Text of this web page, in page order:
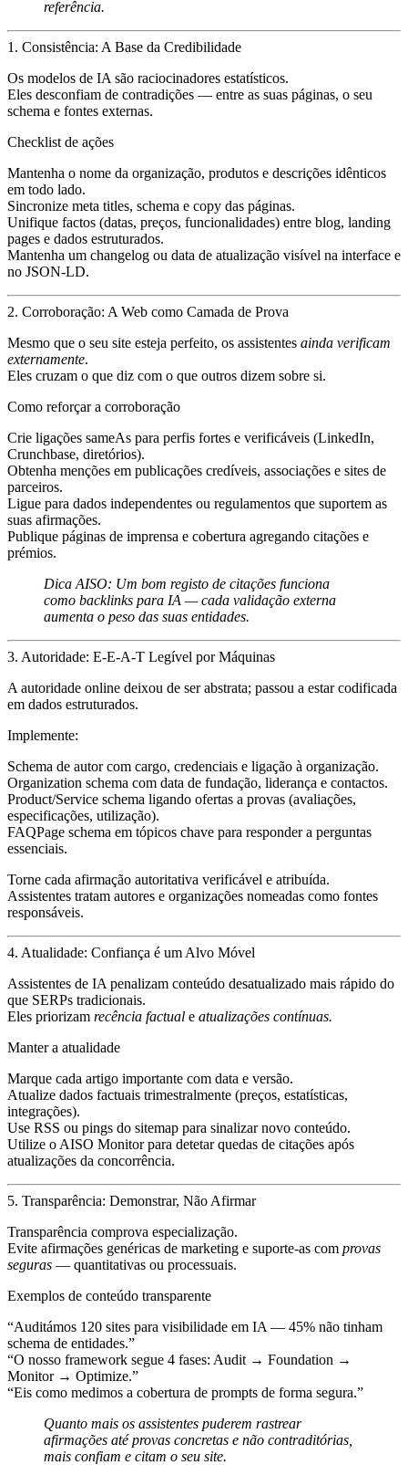
referência.
1. Consistência: A Base da Credibilidade
Os modelos de IA são raciocinadores estatísticos.
Eles desconfiam de contradições — entre as suas páginas, o seu
schema e fontes externas.
Checklist de ações
Mantenha o nome da organização, produtos e descrições idênticos
em todo lado.
Sincronize meta titles, schema e copy das páginas.
Unifique factos (datas, preços, funcionalidades) entre blog, landing
pages e dados estruturados.
Mantenha um changelog ou data de atualização visível na interface e
no JSON-LD.
2. Corroboração: A Web como Camada de Prova
Mesmo que o seu site esteja perfeito, os assistentes ainda verificam
externamente.
Eles cruzam o que diz com o que outros dizem sobre si.
Como reforçar a corroboração
Crie ligações sameAs para perfis fortes e verificáveis (LinkedIn,
Crunchbase, diretórios).
Obtenha menções em publicações credíveis, associações e sites de
parceiros.
Ligue para dados independentes ou regulamentos que suportem as
suas afirmações.
Publique páginas de imprensa e cobertura agregando citações e
prémios.
Dica AISO: Um bom registo de citações funciona
como backlinks para IA — cada validação externa
aumenta o peso das suas entidades.
3. Autoridade: E-E-A-T Legível por Máquinas
A autoridade online deixou de ser abstrata; passou a estar codificada
em dados estruturados.
Implemente:
Schema de autorcom cargo, credenciais e ligação à organização.
Organization schema com data de fundação, liderança e contactos.
Product/Service schema ligando ofertas a provas (avaliações,
especificações, utilização).
FAQPage schema em tópicos chave para responder a perguntas
essenciais.
Torne cada afirmação autoritativa verificável e atribuída.
Assistentes tratam autores e organizações nomeadas como fontes
responsáveis.
4. Atualidade: Confiança é um Alvo Móvel
Assistentes de IA penalizam conteúdo desatualizado mais rápido do
que SERPs tradicionais.
Eles priorizam recência factual e atualizações contínuas.
Manter a atualidade
Marque cada artigo importante com data e versão.
Atualize dados factuais trimestralmente (preços, estatísticas,
integrações).
Use RSS ou pings do sitemap para sinalizar novo conteúdo.
Utilize o AISO Monitorpara detetar quedas de citações após
atualizações da concorrência.
5. Transparência: Demonstrar, Não Afirmar
Transparência comprova especialização.
Evite afirmações genéricas de marketing e suporte-as com provas
seguras — quantitativas ou processuais.
Exemplos de conteúdo transparente
“Auditámos 120 sites para visibilidade em IA — 45% não tinham
schema de entidades.”
“O nosso framework segue 4 fases: Audit → Foundation →
Monitor → Optimize.”
“Eis como medimos a cobertura de prompts de forma segura.”
Quanto mais os assistentes puderem rastrear
afirmações até provas concretas e não contraditórias,
mais confiam e citam o seu site.